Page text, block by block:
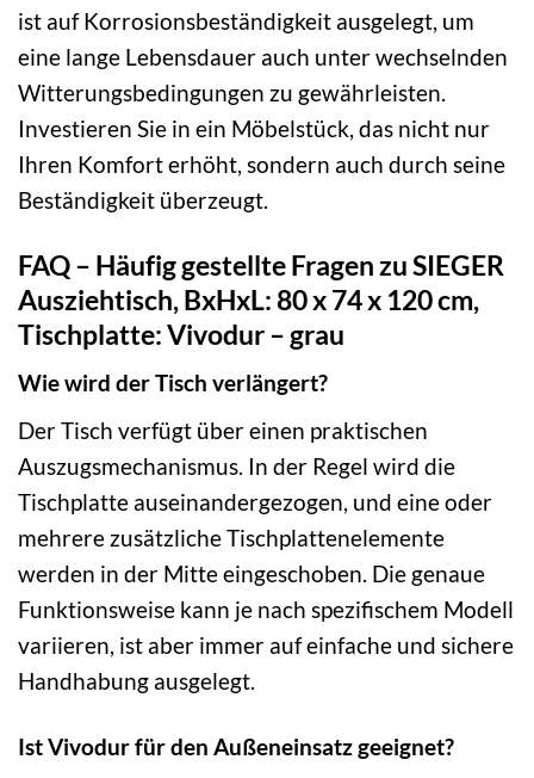
ist auf Korrosionsbeständigkeit ausgelegt, um
eine lange Lebensdauer auch unter wechselnden
Witterungsbedingungen zu gewährleisten.
Investieren Sie in ein Möbelstück, das nicht nur
Ihren Komfort erhöht, sondern auch durch seine
Beständigkeit überzeugt.
FAQ – Häufig gestellte Fragen zu SIEGER
Ausziehtisch, BxHxL: 80 x 74 x 120 cm,
Tischplatte: Vivodur – grau
Wie wird der Tisch verlängert?
Der Tisch verfügt über einen praktischen
Auszugsmechanismus. In der Regel wird die
Tischplatte auseinandergezogen, und eine oder
mehrere zusätzliche Tischplattenelemente
werden in der Mitte eingeschoben. Die genaue
Funktionsweise kann je nach spezifischem Modell
variieren, ist aber immer auf einfache und sichere
Handhabung ausgelegt.
Ist Vivodur für den Außeneinsatz geeignet?